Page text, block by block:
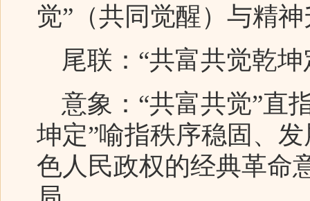
觉”（共同觉醒）与精
尾联：“共富共觉乾坤
意象：“共富共觉”直
坤定”喻指秩序稳固、
色人民政权的经典革命